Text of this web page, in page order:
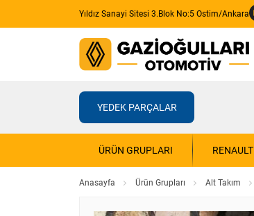
Yıldız Sanayi Sitesi 3.Blok No:5 Ostim/Ankara
YEDEK PARÇALAR
ÜRÜN GRUPLARI RENAULT
Anasayfa Ürün Grupları Alt Takım